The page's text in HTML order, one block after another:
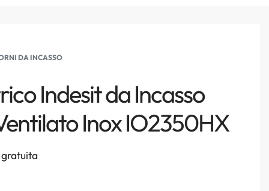
DA INCASSO
Indesit da Incasso
Inox IO2350HX